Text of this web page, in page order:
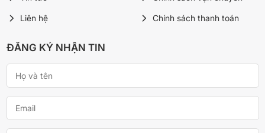
Liên hệ Chính sách thanh toán
ĐĂNG KÝ NHẬN TIN